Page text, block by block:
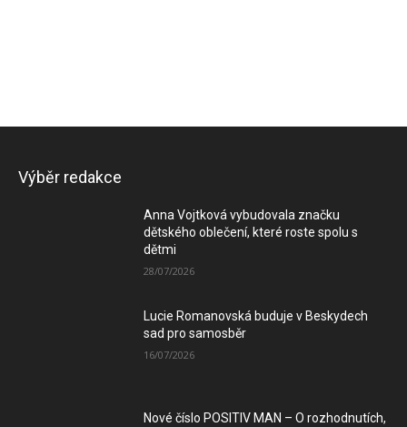
Výběr redakce
Anna Vojtková vybudovala značku
dětského oblečení, které roste spolu s
dětmi
28/07/2026
Lucie Romanovská buduje v Beskydech
sad pro samosběr
16/07/2026
Nové číslo POSITIV MAN – O rozhodnutích,